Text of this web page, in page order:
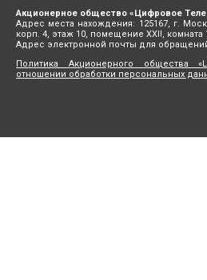
Акционерное общество «Цифровое
Адрес места нахождения: 125167, г.
корп. 4, этаж 10, помещение XXII, комната
Адрес электронной почты для
Политика Акционерного общества
отношении обработки персональных